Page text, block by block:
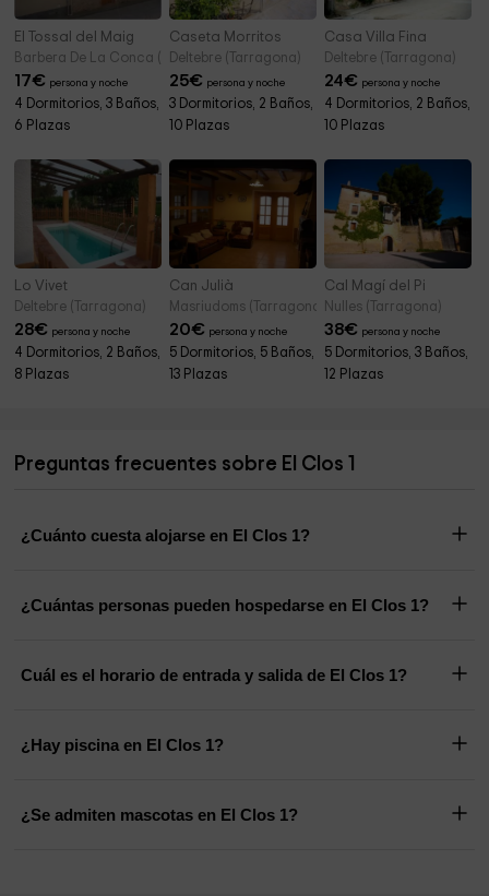
El Tossal del Maig
Barbera De La Conca (Tarragona)
17€ persona y noche
4 Dormitorios, 3 Baños,
6 Plazas
Caseta Morritos
Deltebre (Tarragona)
25€ persona y noche
3 Dormitorios, 2 Baños,
10 Plazas
Casa Villa Fina
Deltebre (Tarragona)
24€ persona y noche
4 Dormitorios, 2 Baños,
10 Plazas
Lo Vivet
Deltebre (Tarragona)
28€ persona y noche
4 Dormitorios, 2 Baños,
8 Plazas
Can Julià
Masriudoms (Tarragona)
20€ persona y noche
5 Dormitorios, 5 Baños,
13 Plazas
Cal Magí del Pi
Nulles (Tarragona)
38€ persona y noche
5 Dormitorios, 3 Baños,
12 Plazas
Preguntas frecuentes sobre El Clos 1
¿Cuánto cuesta alojarse en El Clos 1?
¿Cuántas personas pueden hospedarse en El Clos 1?
Cuál es el horario de entrada y salida de El Clos 1?
¿Hay piscina en El Clos 1?
¿Se admiten mascotas en El Clos 1?